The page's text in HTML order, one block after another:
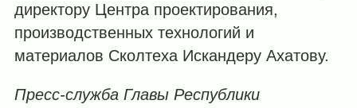
директору Центра проектирования,
производственных технологий и
материалов Сколтеха Искандеру Ахатову.
Пресс-служба Главы Республики